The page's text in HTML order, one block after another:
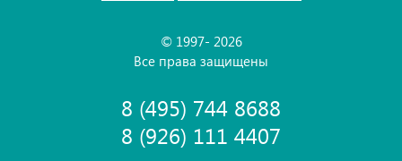
© 1997- 2026
Все права защищены
8 (495) 744 8688
8 (926) 111 4407